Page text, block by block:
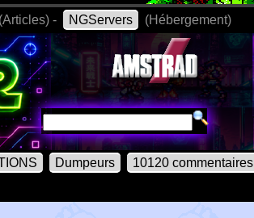
(Articles) - NGServers (Hébergement)
Dumpeurs 10120 commentaires